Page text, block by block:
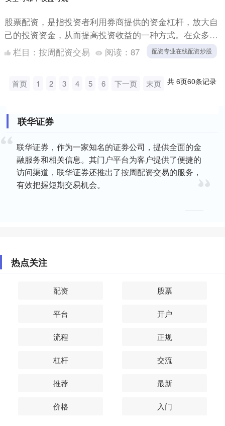
股票配资，是指投资者利用券商提供的资金杠杆，放大自
己的投资资金，从而提高投资收益的一种方式。在众多的
股票配资平台中，选择一个安全可靠、收益可观的平台至
关重要。 ....
栏目： 按周配资交易 阅读： 87 配资专业在线配资炒股
首页 1 2 3 4 5 6 下一页 末页 共 6页60条记录
联华证券
联华证券，作为一家知名的证券公司，提供全面的金
融服务和相关信息。其门户平台为客户提供了便捷的
访问渠道，联华证券还推出了按周配资交易的服务，
有效把握短期交易机会。
热点关注
配资 股票
平台 开户
流程 正规
杠杆 交流
推荐 最新
价格 入门